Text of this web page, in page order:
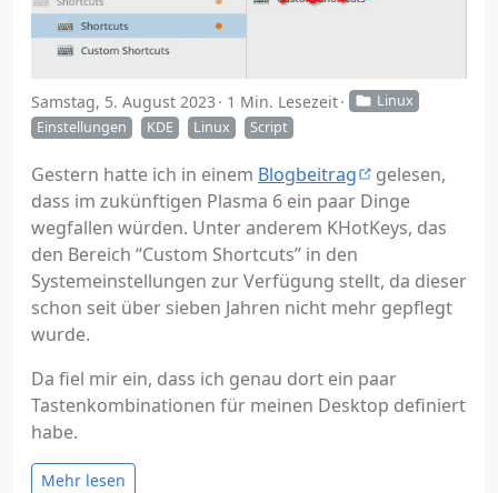
Samstag, 5. August 2023 1 Min. Lesezeit
Linux
Einstellungen
KDE Linux Script
Gestern hatte ich in einem Blogbeitrag
gelesen,
dass im zukünftigen Plasma 6 ein paar Dinge
wegfallen würden. Unter anderem KHotKeys, das
den Bereich “Custom Shortcuts” in den
Systemeinstellungen zur Verfügung stellt, da dieser
schon seit über sieben Jahren nicht mehr gepflegt
wurde.
Da fiel mir ein, dass ich genau dort ein paar
Tastenkombinationen für meinen Desktop definiert
habe.
Mehr lesen